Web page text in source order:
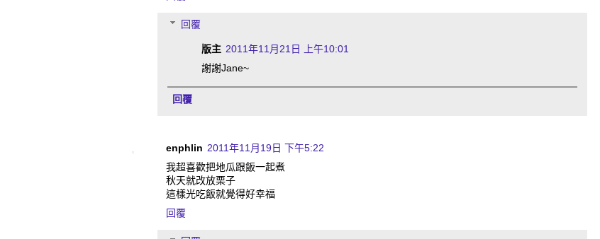
回覆
版主 2011年11月21日 上午10:01
謝謝Jane~
回覆
enphlin 2011年11月19日 下午5:22
我超喜歡把地瓜跟飯一起煮
秋天就改放栗子
這樣光吃飯就覺得好幸福
回覆